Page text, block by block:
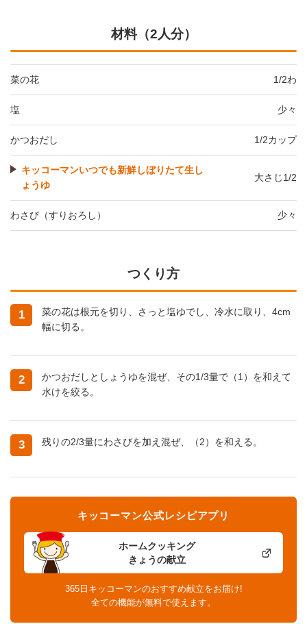
材料（2人分）
菜の花 1/2わ
塩 少々
かつおだし 1/2カップ
キッコーマンいつでも新鮮しぼりたて生し
ょうゆ
大さじ1/2
わさび（すりおろし） 少々
つくり方
1
菜の花は根元を切り、さっと塩ゆでし、冷水に取り、4cm
幅に切る。
2
かつおだしとしょうゆを混ぜ、その1/3量で（1）を和えて
水けを絞る。
3 残りの2/3量にわさびを加え混ぜ、（2）を和える。
ホームクッキング
きょうの献立
キッコーマン公式レシピアプリ
365日キッコーマンのおすすめ献立をお届け!
全ての機能が無料で使えます。